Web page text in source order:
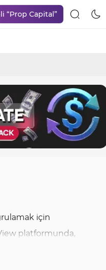
“Prop Capital”
için
platformunda,
trend analizi için